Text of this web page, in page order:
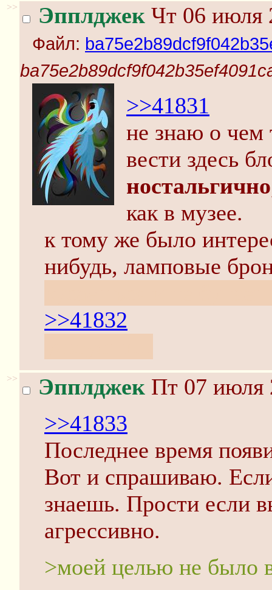
>> Эпплджек Чт 06 июля
Файл:
>>41831
не знаю о
вести здесь
ностальгично
как в музее.
к тому же было
нибудь, ламповые
>>41832
>> Эпплджек Пт 07 июля
>>41833
Последнее время
Вот и спрашиваю.
знаешь. Прости если
агрессивно.
>моей целью не было